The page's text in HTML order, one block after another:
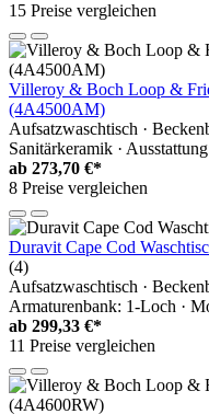
15 Preise vergleichen
Villeroy & Boch Loop &
(4A4500AM)
Aufsatzwaschtisch ·
Sanitärkeramik ·
ab 273,70 €*
8 Preise vergleichen
Duravit Cape Cod
(4)
Aufsatzwaschtisch ·
Armaturenbank: 1-Loch ·
ab 299,33 €*
11 Preise vergleichen